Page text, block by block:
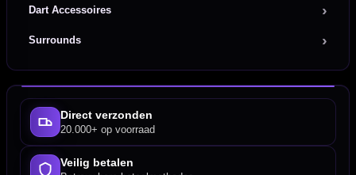
Dart Accessoires
Surrounds
Direct verzonden
20.000+ op voorraad
Veilig betalen